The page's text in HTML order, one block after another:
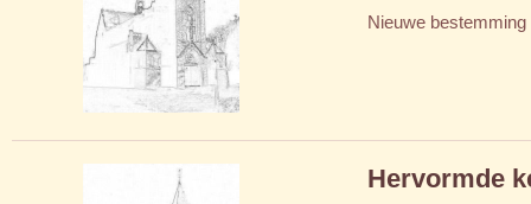
Nieuwe bestemming
Hervormde